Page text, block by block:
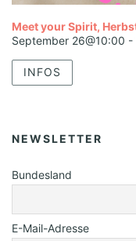
Meet your Spirit,
September 26@10:00 -
INFOS
NEWSLETTER
Bundesland
E-Mail-Adresse